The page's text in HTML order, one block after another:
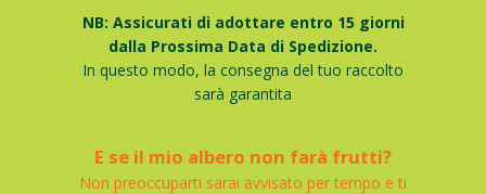
NB: Assicurati di adottare entro 15 giorni
dalla Prossima Data di Spedizione.
In questo modo, la consegna del tuo raccolto
sarà garantita
E se il mio albero non farà frutti?
Non preoccuparti sarai avvisato per tempo e ti